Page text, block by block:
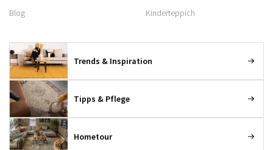
Blog
Kinderteppich
Trends & Inspiration
Tipps & Pflege
Hometour